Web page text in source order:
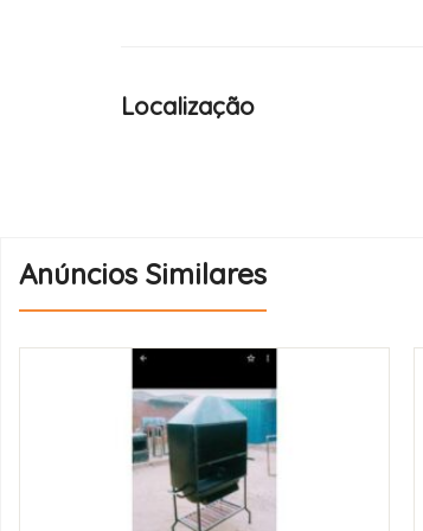
Localização
Anúncios Similares